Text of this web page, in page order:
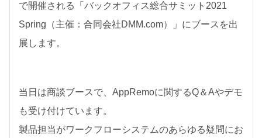
で開催される「バックオフィス総合サミット 2021
Spring（主催：合同会社DMM.com）
」にブースを出
展します。
当日は商談ブースで、 AppRemoに関するQ＆Aやデモ
も受け付けています。
製品担当がワークフローシステムのあらゆる疑問にお